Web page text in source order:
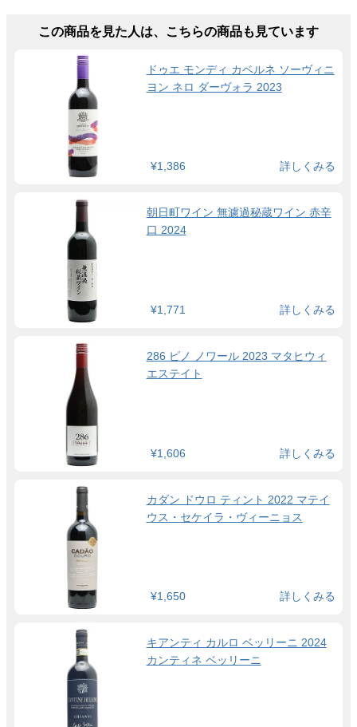
この商品を見た人は、こちらの商品も見ています
ドゥエ モンディ カベルネ ソーヴィニ
ヨン ネロ ダーヴォラ 2023
¥1,386 詳しくみる
朝日町ワイン 無濾過秘蔵ワイン 赤辛
口 2024
¥1,771 詳しくみる
286 ピノ ノワール 2023 マタヒウィ
エステイト
¥1,606 詳しくみる
カダン ドウロ ティント 2022 マテイ
ウス・セケイラ・ヴィーニョス
¥1,650 詳しくみる
キアンティ カルロ ベッリーニ 2024
カンティネ ベッリーニ